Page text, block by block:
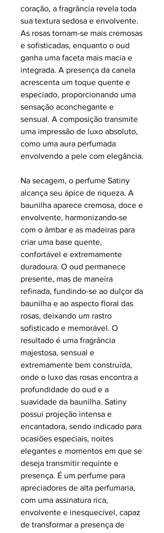
coração, a fragrância revela toda
sua textura sedosa e envolvente.
As rosas tornam-se mais cremosas
e sofisticadas, enquanto o oud
ganha uma faceta mais macia e
integrada. A presença da canela
acrescenta um toque quente e
especiado, proporcionando uma
sensação aconchegante e
sensual. A composição transmite
uma impressão de luxo absoluto,
como uma aura perfumada
envolvendo a pele com elegância.
Na secagem, o perfume Satiny
alcança seu ápice de riqueza. A
baunilha aparece cremosa, doce e
envolvente, harmonizando-se
com o âmbar e as madeiras para
criar uma base quente,
confortável e extremamente
duradoura. O oud permanece
presente, mas de maneira
refinada, fundindo-se ao dulçor da
baunilha e ao aspecto floral das
rosas, deixando um rastro
sofisticado e memorável. O
resultado é uma fragrância
majestosa, sensual e
extremamente bem construída,
onde o luxo das rosas encontra a
profundidade do oud e a
suavidade da baunilha. Satiny
possui projeção intensa e
encantadora, sendo indicado para
ocasiões especiais, noites
elegantes e momentos em que se
deseja transmitir requinte e
presença. É um perfume para
apreciadores de alta perfumaria,
com uma assinatura rica,
envolvente e inesquecível, capaz
de transformar a presença de